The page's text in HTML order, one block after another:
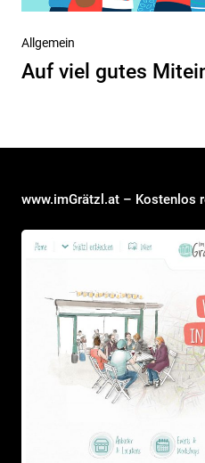
Nächster
Beitrag
Allgemein
Auf viel gutes
www.imGrätzl.at – Kostenlos